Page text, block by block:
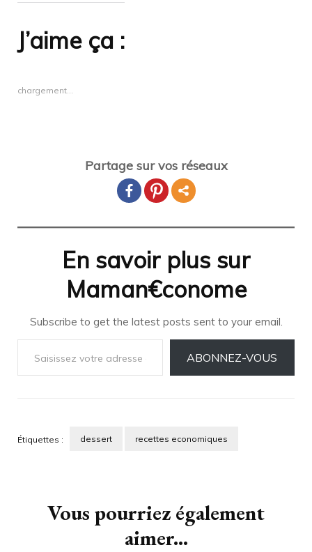
J’aime ça :
chargement…
Partage sur vos réseaux
En savoir plus sur
Maman€conome
Subscribe to get the latest posts sent to your email.
Saisissez votre adresse e-mail…
ABONNEZ-VOUS
Étiquettes : dessert recettes economiques
Vous pourriez également
aimer...